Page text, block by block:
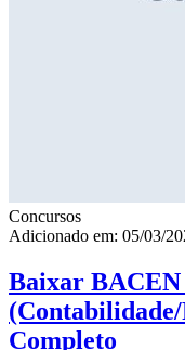
Concursos
Adicionado em: 05/03/
Baixar
Completo